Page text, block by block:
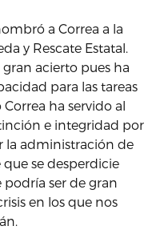
a Correa a la
y Rescate Estatal.
acierto pues ha
para las tareas
ha servido al
e integridad por
la administración de
se desperdicie
ser de gran
en los que nos